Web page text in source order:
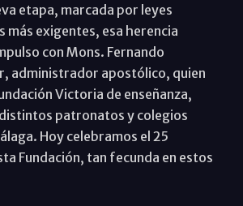
etapa, marcada por leyes
más exigentes, esa herencia
con Mons. Fernando
administrador apostólico, quien
Victoria de enseñanza,
patronatos y colegios
Hoy celebramos el 25
Fundación, tan fecunda en estos